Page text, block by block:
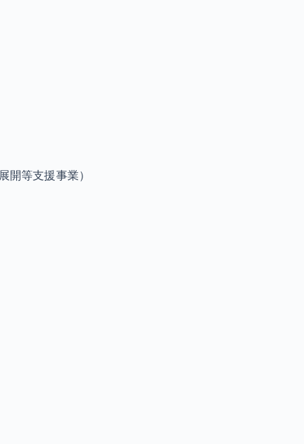
開等支援事業）